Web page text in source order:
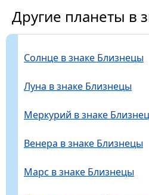
Другие планеты в
Солнце в знаке Близнецы
Луна в знаке Близнецы
Меркурий в знаке
Венера в знаке Близнецы
Марс в знаке Близнецы